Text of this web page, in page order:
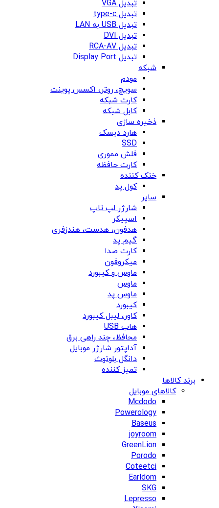
تبدیل VGA
تبدیل type-c
تبدیل USB به LAN
تبدیل DVI
تبدیل RCA-AV
تبدیل Display Port
شبکه
مودم
سویچ، روتر، اکسس پوینت
کارت شبکه
کابل شبکه
ذخیره سازی
هارد دیسک
SSD
فلش مموری
کارت حافظه
خنک کننده
کول پد
سایر
شارژر لپ تاپ
اسپیکر
هدفون، هدست، هندزفری
گیم پد
کارت صدا
میکروفون
ماوس و کیبورد
ماوس
ماوس پد
کیبورد
کاور، لیبل کیبورد
هاب USB
محافظ، چند راهی برق
آداپتور شارژر موبایل
دانگل بلوتوث
تمیز کننده
برند کالاها
کالاهای موبایل
Mcdodo
Powerology
Baseus
joyroom
GreenLion
Porodo
Coteetci
Earldom
SKG
Lepresso